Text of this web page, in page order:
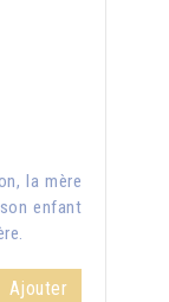
la mère
enfant
Ajouter